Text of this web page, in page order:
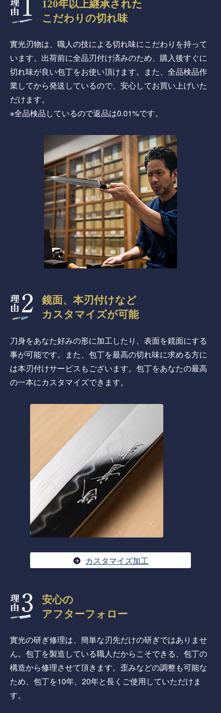
120年以上継承された
こだわりの切れ味
實光刃物は、職人の技による切れ味にこだわりを持って
います。出荷前に全品刃付け済みのため、購入後すぐに
切れ味が良い包丁をお使い頂けます。また、全品検品作
業してから発送しているので、安心してお買い上げいた
だけます。
※全品検品しているので返品は0.01%です。
鏡面、本刃付けなど
カスタマイズが可能
刀身をあなた好みの形に加工したり、表面を鏡面にする
事が可能です。また、包丁を最高の切れ味に求める方に
は本刃付けサービスもございます。包丁をあなたの最高
の一本にカスタマイズできます。
カスタマイズ加工
安心の
アフターフォロー
實光の研ぎ修理は、簡単な刃先だけの研ぎではありませ
ん。包丁を製造している職人だからこそできる、包丁の
構造から修理させて頂きます。歪みなどの調整も可能な
ため、包丁を10年、20年と長くご使用していただけま
す。